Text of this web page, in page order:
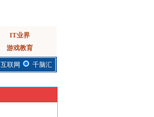
IT业界
游戏教育
互联网 千脑汇